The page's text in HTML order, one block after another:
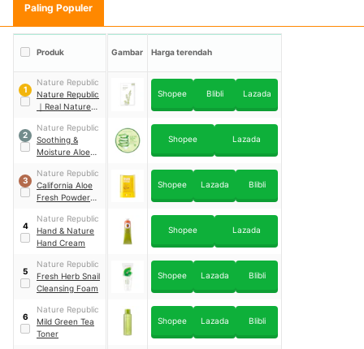
Paling Populer
Produk Gambar Harga terendah
1
Nature Republic
Nature Republic
｜ Real Nature
Tree
Shopee Blibli Lazada
2
Nature Republic
Soothing &
Moisture Aloe
Soothing Gel
Shopee Lazada
3
Nature Republic
California Aloe
Fresh Powdery
SPF50+ PA++++
Shopee Lazada Blibli
4
Nature Republic
Hand & Nature
Hand Cream
Shopee Lazada
5
Nature Republic
Fresh Herb Snail
Cleansing Foam
Shopee Lazada Blibli
6
Nature Republic
Mild Green Tea
Toner
Shopee Lazada Blibli